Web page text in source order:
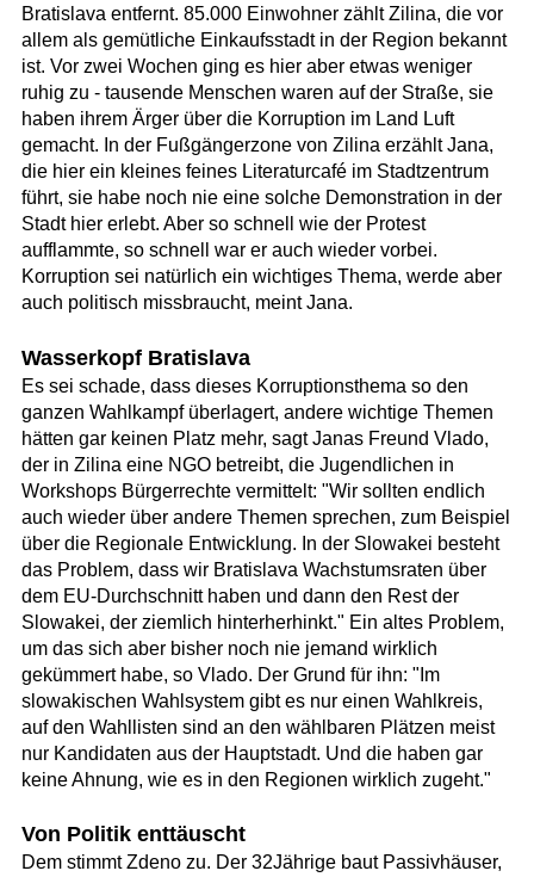
Bratislava entfernt. 85.000 Einwohner zählt Zilina, die vor
allem als gemütliche Einkaufsstadt in der Region bekannt
ist. Vor zwei Wochen ging es hier aber etwas weniger
ruhig zu - tausende Menschen waren auf der Straße, sie
haben ihrem Ärger über die Korruption im Land Luft
gemacht. In der Fußgängerzone von Zilina erzählt Jana,
die hier ein kleines feines Literaturcafé im Stadtzentrum
führt, sie habe noch nie eine solche Demonstration in der
Stadt hier erlebt. Aber so schnell wie der Protest
aufflammte, so schnell war er auch wieder vorbei.
Korruption sei natürlich ein wichtiges Thema, werde aber
auch politisch missbraucht, meint Jana.
Wasserkopf Bratislava
Es sei schade, dass dieses Korruptionsthema so den
ganzen Wahlkampf überlagert, andere wichtige Themen
hätten gar keinen Platz mehr, sagt Janas Freund Vlado,
der in Zilina eine NGO betreibt, die Jugendlichen in
Workshops Bürgerrechte vermittelt: "Wir sollten endlich
auch wieder über andere Themen sprechen, zum Beispiel
über die Regionale Entwicklung. In der Slowakei besteht
das Problem, dass wir Bratislava Wachstumsraten über
dem EU-Durchschnitt haben und dann den Rest der
Slowakei, der ziemlich hinterherhinkt." Ein altes Problem,
um das sich aber bisher noch nie jemand wirklich
gekümmert habe, so Vlado. Der Grund für ihn: "Im
slowakischen Wahlsystem gibt es nur einen Wahlkreis,
auf den Wahllisten sind an den wählbaren Plätzen meist
nur Kandidaten aus der Hauptstadt. Und die haben gar
keine Ahnung, wie es in den Regionen wirklich zugeht."
Von Politik enttäuscht
Dem stimmt Zdeno zu. Der 32Jährige baut Passivhäuser,